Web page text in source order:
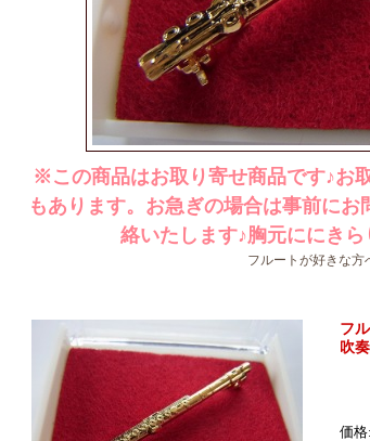
※この商品はお取り寄せ商品です♪お
もあります。お急ぎの場合は事前に
絡いたします♪胸元ににき
フルートが好きな方
フ
吹
価格: